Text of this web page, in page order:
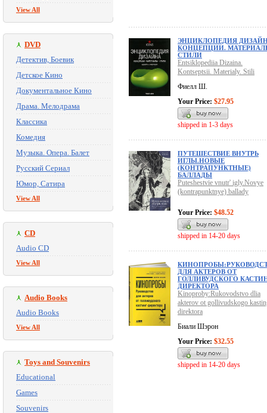
View All
DVD
Детектив, Боевик
Детское Кино
Документальное Кино
Драма. Мелодрама
Классика
Комедия
Музыка. Опера. Балет
Русский Сериал
Юмор, Сатира
View All
CD
Audio CD
View All
Audio Books
Audio Books
View All
Toys and Souvenirs
Educational
Games
Souvenirs
ЭНЦИКЛОПЕДИЯ
КОНЦЕПЦИИ.
СТИЛИ
Entsiklopediia Dizaina.
Kontseptsii. Materialy. Stili
Фиелл Ш.
Your Price: $27.95
shipped in 1-3 days
ПУТЕШЕСТВИЕ ВНУТРЬ
ИГЛЫ.НОВЫЕ
(КОНТРАПУНКТНЫЕ)
БАЛЛАДЫ
Puteshestvie vnutr' igly.Novye
(kontrapunktnye) ballady
Your Price: $48.52
shipped in 14-20 days
ДЛЯ АКТЕРОВ ОТ
ГОЛЛИВУДСКОГО
ДИРЕКТОРА
Kinoproby:Rukovodstvo dlia
akterov ot gollivudskogo
direktora
Биали Шэрон
Your Price: $32.55
shipped in 14-20 days